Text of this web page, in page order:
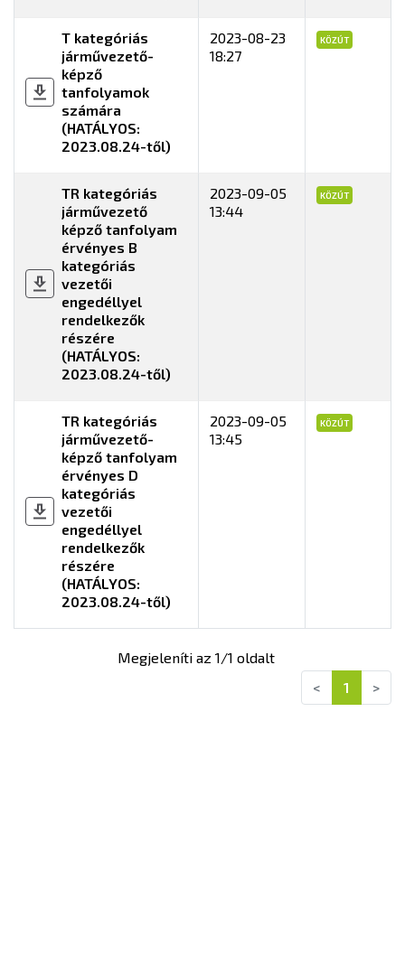
T kategóriás
járművezető-
képző
tanfolyamok
számára
(HATÁLYOS:
2023.08.24-től)
2023-08-23
18:27
KÖZÚT
TR kategóriás
járművezető
képző tanfolyam
érvényes B
kategóriás
vezetői
engedéllyel
rendelkezők
részére
(HATÁLYOS:
2023.08.24-től)
2023-09-05
13:44
KÖZÚT
TR kategóriás
járművezető-
képző tanfolyam
érvényes D
kategóriás
vezetői
engedéllyel
rendelkezők
részére
(HATÁLYOS:
2023.08.24-től)
2023-09-05
13:45
KÖZÚT
Megjeleníti az 1/1 oldalt
<
1 >